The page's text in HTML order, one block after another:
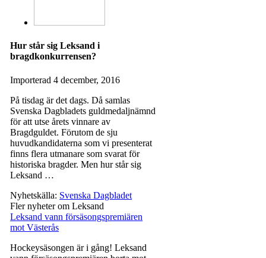
Hur står sig Leksand i
bragdkonkurrensen?
Importerad4 december, 2016
På tisdag är det dags. Då samlas
Svenska Dagbladets guldmedaljnämnd
för att utse årets vinnare av
Bragdguldet. Förutom de sju
huvudkandidaterna som vi presenterat
finns flera utmanare som svarat för
historiska bragder. Men hur står sig
Leksand …
Nyhetskälla: Svenska Dagbladet
Fler nyheter om Leksand
Leksand vann försäsongspremiären
mot Västerås
Hockeysäsongen är i gång! Leksand